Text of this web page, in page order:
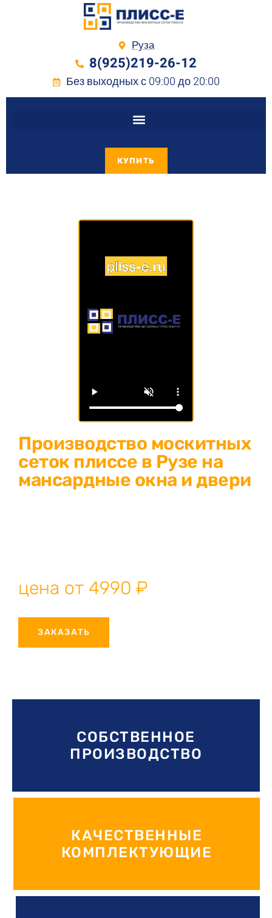
Руза
8(925)219-26-12
Без выходных с 09:00 до 20:00
КУПИТЬ
Производство москитных
сеток плиссе в Рузе на
мансардные окна и двери
цена от 4990 ₽
ЗАКАЗАТЬ
СОБСТВЕННОЕ
ПРОИЗВОДСТВО
КАЧЕСТВЕННЫЕ
КОМПЛЕКТУЮЩИЕ